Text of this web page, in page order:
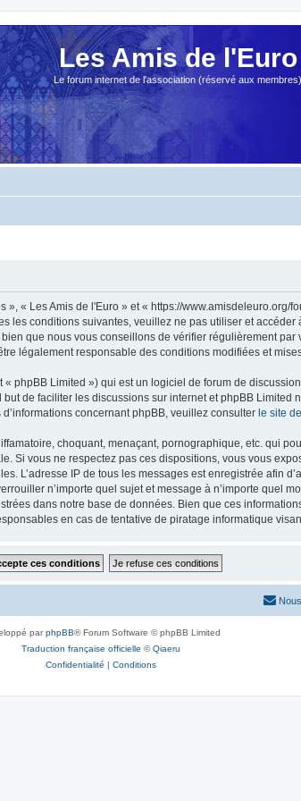
Les Amis de l'Euro
Le forum internet de l'association (réservé aux membres)
« Les Amis de l'Euro » et « https://www.amisdeleuro.org/
les conditions suivantes, veuillez ne pas utiliser et
que nous vous conseillons de vérifier régulièrement
légalement responsable des conditions modifiées et
phpBB Limited ») qui est un logiciel de forum de
de faciliter les discussions sur internet et phpBB Limited
concernant phpBB, veuillez consulter le site
choquant, menaçant, pornographique, etc. qui
Si vous ne respectez pas ces dispositions, vous vous
L’adresse IP de tous les messages est enregistrée afin
n’importe quel sujet et message à n’importe quel
dans notre base de données. Bien que ces
en cas de tentative de piratage informatique
parphpBB® Forum Software © phpBB Limited
Traduction française officielle ©Qiaeru
Confidentialité | Conditions